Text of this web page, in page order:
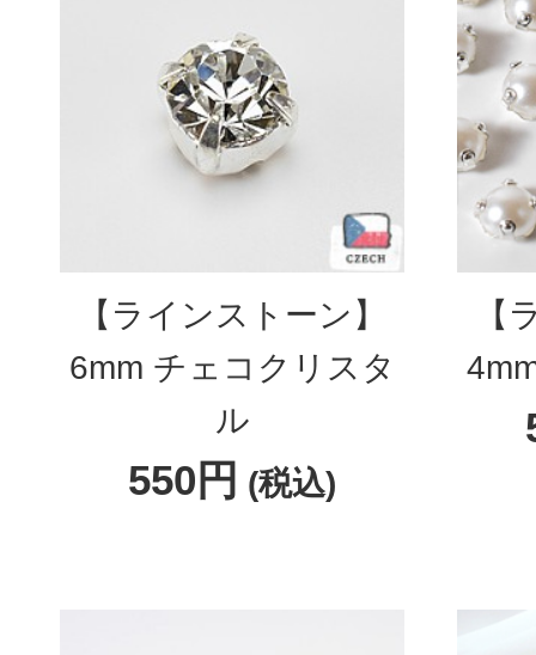
【ラインストーン】
6mm チェコクリスタ
ル
550円 (税込)
【